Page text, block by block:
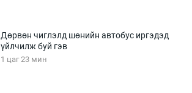
Дөрвөн чиглэлд шөнийн автобус иргэдэд
үйлчилж буй гэв
1 цаг 23 мин